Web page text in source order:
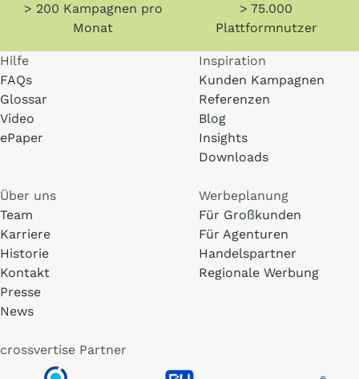
> 200 Kampagnen pro
Monat
> 75.000
Plattformnutzer
Hilfe
FAQs
Glossar
Video
ePaper
Inspiration
Kunden Kampagnen
Referenzen
Blog
Insights
Downloads
Über uns
Team
Karriere
Historie
Kontakt
Presse
News
Werbeplanung
Für Großkunden
Für Agenturen
Handelspartner
Regionale Werbung
crossvertise Partner